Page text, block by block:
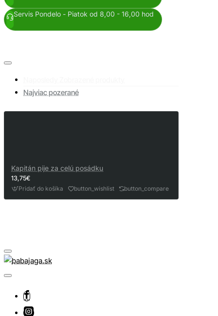
Servis Pondelo - Piatok od 8,00 - 16,00 hod
Najviac pozerané
Kapitán pije za celú posádku
13,75€
Pridať do košíka button_wishlist button_compare